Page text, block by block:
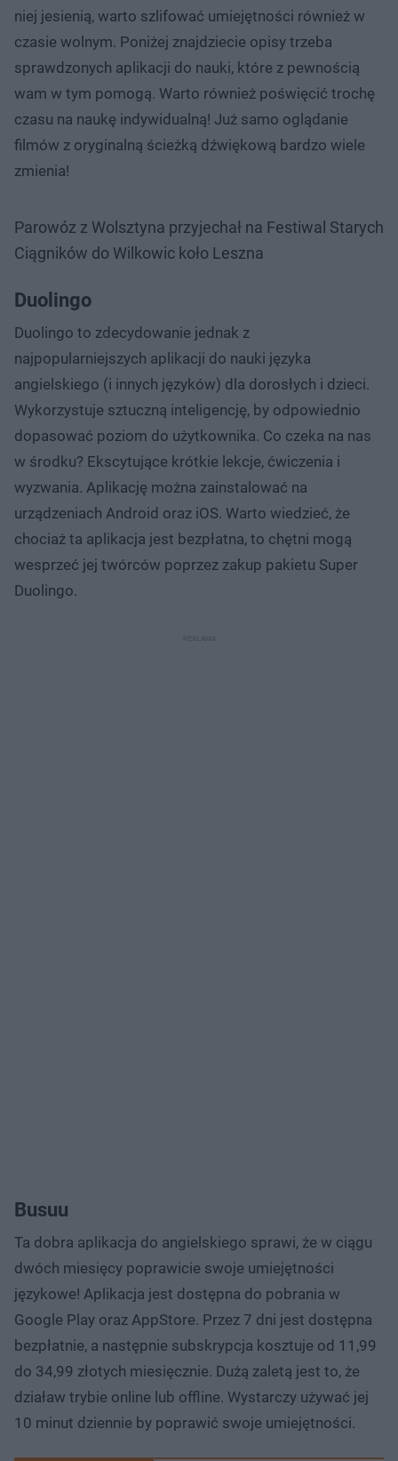
niej jesienią, warto szlifować umiejętności również w
czasie wolnym. Poniżej znajdziecie opisy trzeba
sprawdzonych aplikacji do nauki, które z pewnością
wam w tym pomogą. Warto również poświęcić trochę
czasu na naukę indywidualną! Już samo oglądanie
filmów z oryginalną ścieżką dźwiękową bardzo wiele
zmienia!
Parowóz z Wolsztyna przyjechał na Festiwal Starych
Ciągników do Wilkowic koło Leszna
Duolingo
Duolingo to zdecydowanie jednak z
najpopularniejszych aplikacji do nauki języka
angielskiego (i innych języków) dla dorosłych i dzieci.
Wykorzystuje sztuczną inteligencję, by odpowiednio
dopasować poziom do użytkownika. Co czeka na nas
w środku? Ekscytujące krótkie lekcje, ćwiczenia i
wyzwania. Aplikację można zainstalować na
urządzeniach Android oraz iOS. Warto wiedzieć, że
chociaż ta aplikacja jest bezpłatna, to chętni mogą
wesprzeć jej twórców poprzez zakup pakietu Super
Duolingo.
Busuu
Ta dobra aplikacja do angielskiego sprawi, że w ciągu
dwóch miesięcy poprawicie swoje umiejętności
językowe! Aplikacja jest dostępna do pobrania w
Google Play oraz AppStore. Przez 7 dni jest dostępna
bezpłatnie, a następnie subskrypcja kosztuje od 11,99
do 34,99 złotych miesięcznie. Dużą zaletą jest to, że
działaw trybie online lub offline. Wystarczy używać jej
10 minut dziennie by poprawić swoje umiejętności.